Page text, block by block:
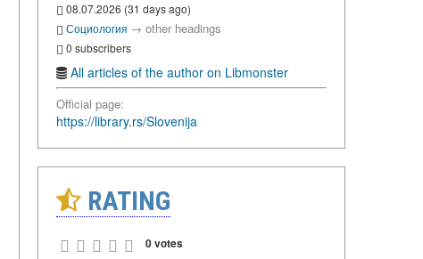
08.07.2026 (31 days ago)
Социология → other headings
0 subscribers
All articles of the author on Libmonster
Official page:
https://library.rs/Slovenija
RATING
0 votes